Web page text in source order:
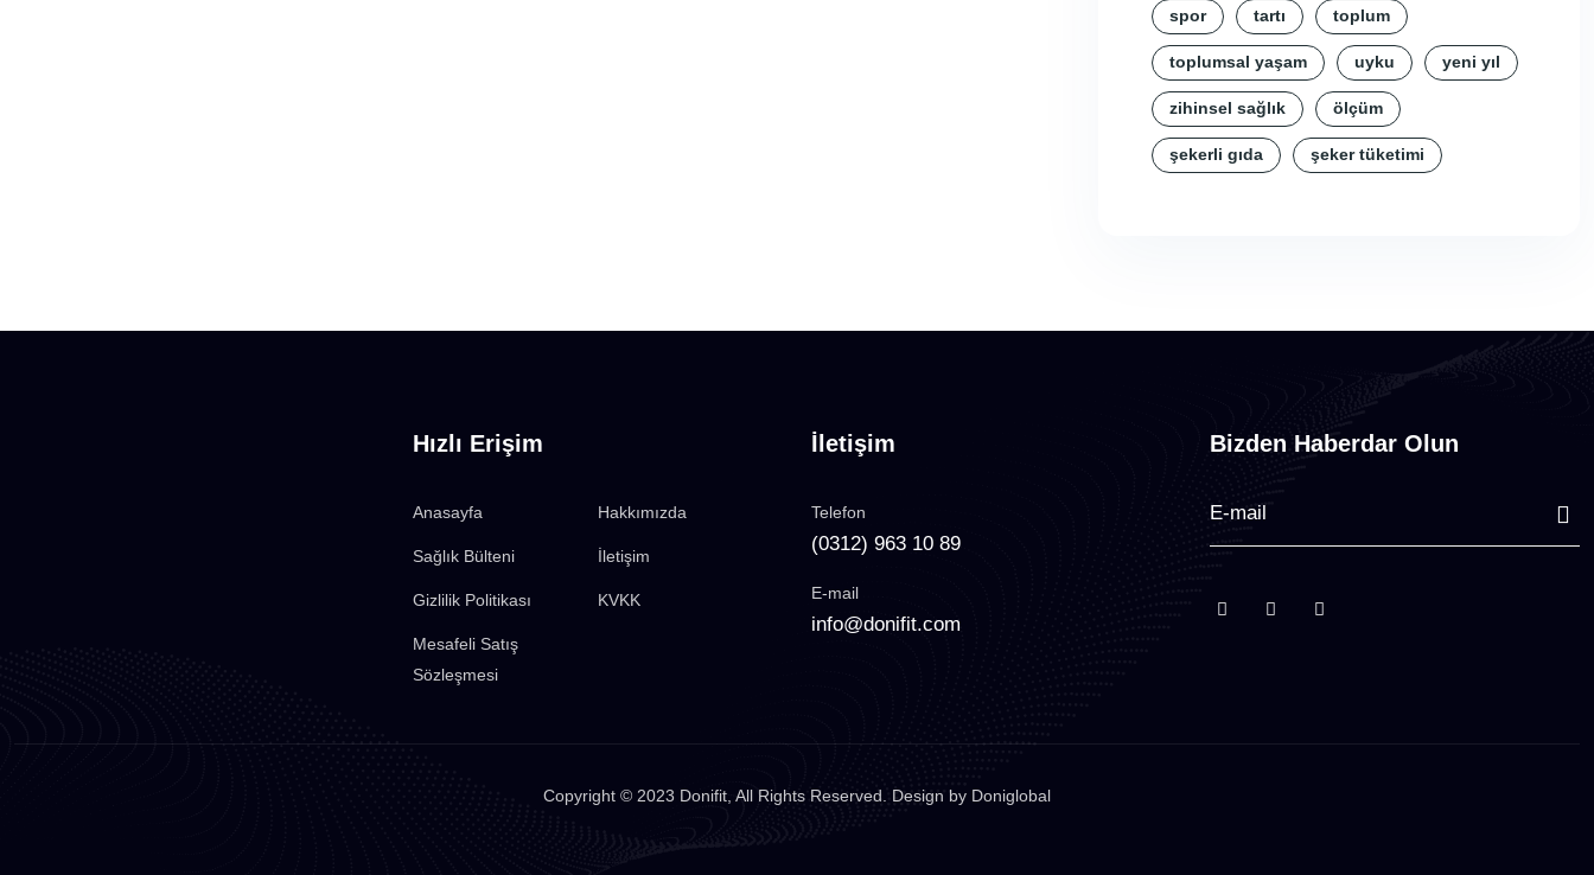
spor tartı toplum
toplumsal yaşam uyku yeni yıl
zihinsel sağlık ölçüm
şekerli gıda şeker tüketimi
Hızlı Erişim
Anasayfa Hakkımızda
Sağlık Bülteni İletişim
Gizlilik Politikası KVKK
Mesafeli Satış
Sözleşmesi
İletişim
Telefon
(0312) 963 10 89
E-mail
info@donifit.com
Bizden Haberdar Olun
Copyright © 2023 Donifit , All Rights Reserved. Design by Doniglobal